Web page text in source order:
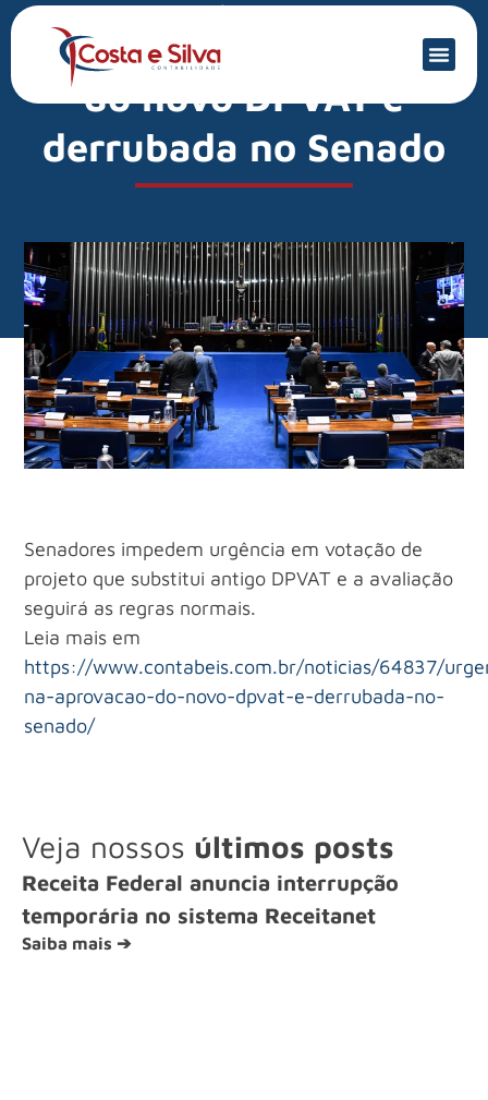
Mercado Financeiro
Urgência na aprovação
do novo DPVAT é
derrubada no Senado
Senadores impedem urgência em votação de
projeto que substitui antigo DPVAT e a avaliação
seguirá as regras normais.
Leia mais em
https://www.contabeis.com.br/noticias/64837/
na-aprovacao-do-novo-dpvat-e-derrubada-no-
senado/
Veja nossos últimos posts
Receita Federal anuncia interrupção
temporária no sistema Receitanet
Saiba mais ➔